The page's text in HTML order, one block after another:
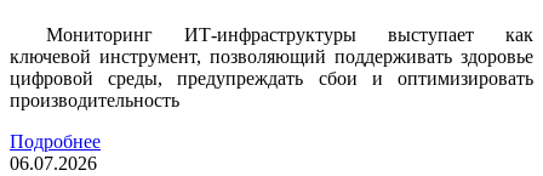
Мониторинг ИТ-инфраструктуры выступает как
ключевой инструмент, позволяющий поддерживать здоровье
цифровой среды, предупреждать сбои и оптимизировать
производительность
Подробнее
06.07.2026